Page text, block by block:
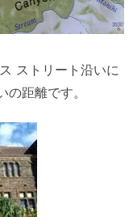
ストリート沿いに
距離です。